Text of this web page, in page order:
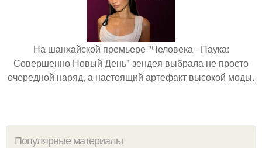
На шанхайской премьере "Человека - Паука:
Совершенно Новый День" зендея выбрала не просто
очередной наряд, а настоящий артефакт высокой моды.
Популярные материалы